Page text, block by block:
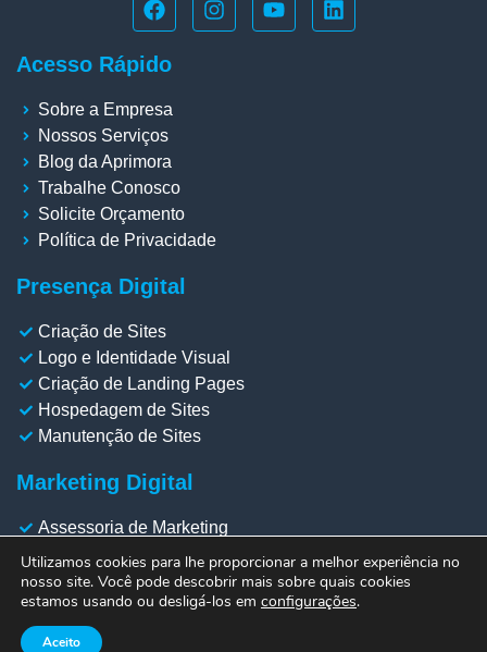
Acesso Rápido
Sobre a Empresa
Nossos Serviços
Blog da Aprimora
Trabalhe Conosco
Solicite Orçamento
Política de Privacidade
Presença Digital
Criação de Sites
Logo e Identidade Visual
Criação de Landing Pages
Hospedagem de Sites
Manutenção de Sites
Marketing Digital
Assessoria de Marketing
Gestão de Redes Sociais
Gestão de Meta Ads
Gestão de Google Ads
Otimização SEO
Utilizamos cookies para lhe proporcionar a melhor experiência no
nosso site. Você pode descobrir mais sobre quais cookies
estamos usando ou desligá-los em configurações.
Aceito